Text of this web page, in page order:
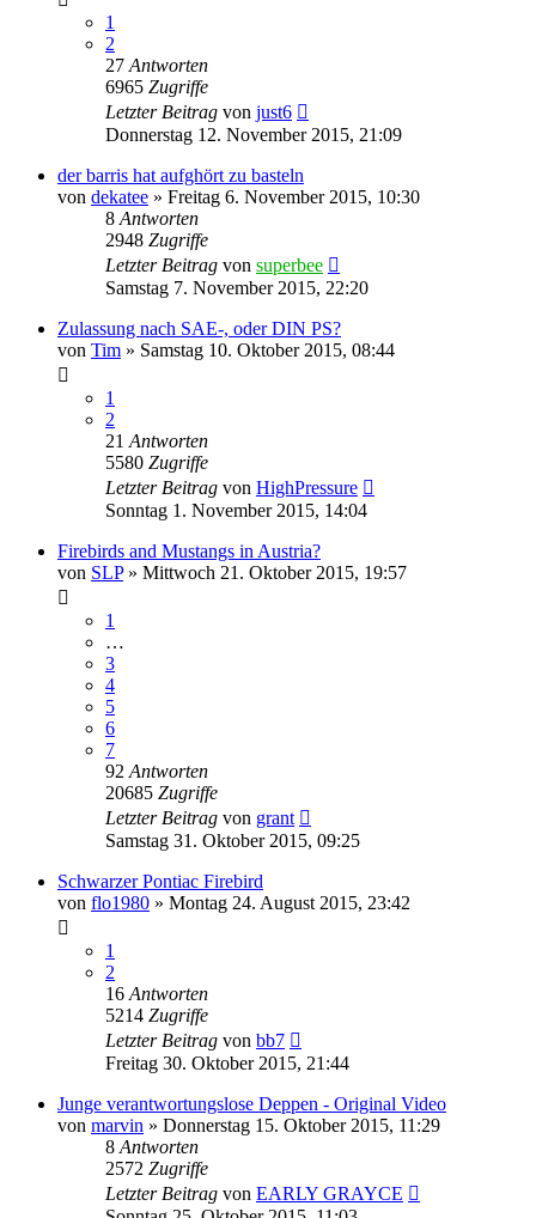
1
2
27 Antworten
6965 Zugriffe
Letzter Beitrag von just6
Donnerstag 12. November 2015, 21:09
der barris hat aufghört zu basteln
von dekatee » Freitag 6. November 2015, 10:30
8 Antworten
2948 Zugriffe
Letzter Beitrag von superbee
Samstag 7. November 2015, 22:20
Zulassung nach SAE-, oder DIN PS?
von Tim » Samstag 10. Oktober 2015, 08:44
1
2
21 Antworten
5580 Zugriffe
Letzter Beitrag von HighPressure
Sonntag 1. November 2015, 14:04
Firebirds and Mustangs in Austria?
von SLP» Mittwoch 21. Oktober 2015, 19:57
1
…
3
4
5
6
7
92 Antworten
20685 Zugriffe
Letzter Beitrag von grant
Samstag 31. Oktober 2015, 09:25
Schwarzer Pontiac Firebird
von flo1980 » Montag 24. August 2015, 23:42
1
2
16 Antworten
5214 Zugriffe
Letzter Beitrag von bb7
Freitag 30. Oktober 2015, 21:44
Junge verantwortungslose Deppen - Original Video
von marvin » Donnerstag 15. Oktober 2015, 11:29
8 Antworten
2572 Zugriffe
Letzter Beitrag von EARLY GRAYCE